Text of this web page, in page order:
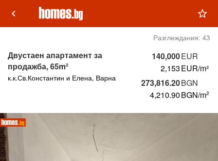
keyboard_arrow_left star_outline
Разглеждания: 43
140,000EUR
2,153EUR/m²
273,816.20BGN
4,210.90BGN/m2
Двустаен апартамент за
продажба, 65m²
к.к.Св.Константин и Елена, Варна